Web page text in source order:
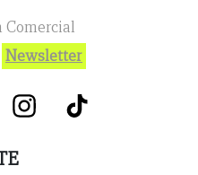
Comercial
Newsletter